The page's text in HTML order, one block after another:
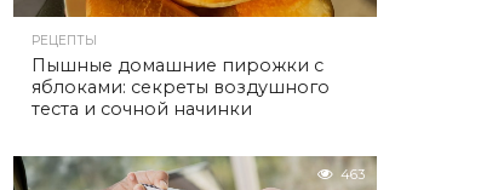
РЕЦЕПТЫ
Пышные домашние пирожки с
яблоками: секреты воздушного
теста и сочной начинки
463